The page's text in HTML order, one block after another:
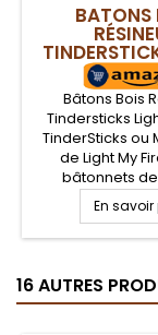
BATONS
MY
Bâtons Bois
Tindersticks
TinderSticks ou
de Light My
bâtonnets
résineux
l'allumage
feu de camp
Ocote,
résine,
En savoir
16 AUTRES